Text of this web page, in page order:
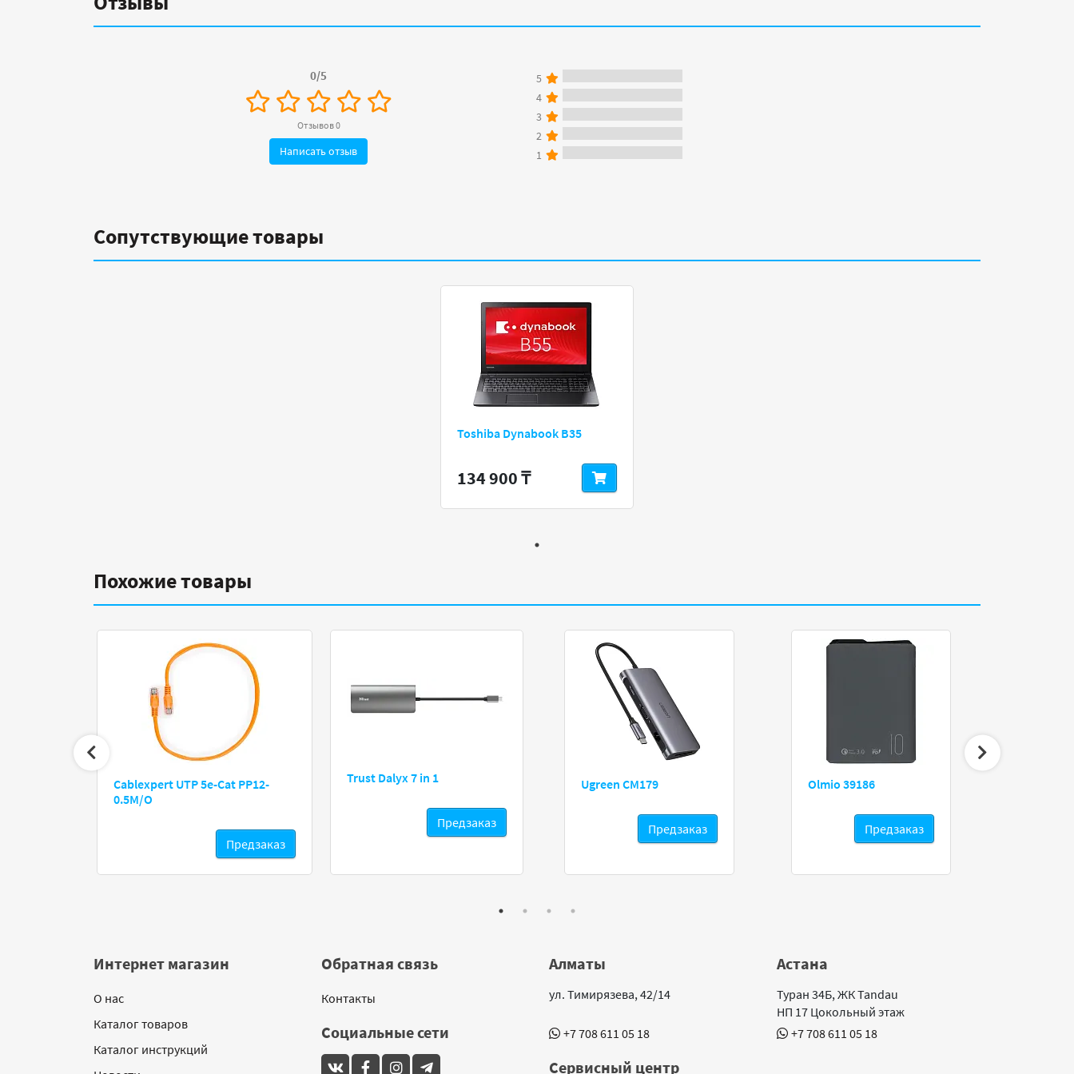
0/5
Отзывов 0
Написать отзыв
5
4
3
2
1
Сопутствующие товары
Toshiba Dynabook B35
134 900 ₸
Похожие товары
Cablexpert UTP 5e-Cat PP12-
0.5M/O
Предзаказ
Trust Dalyx 7 in 1
Предзаказ
Ugreen CM179
Предзаказ
Olmio 39186
Предзаказ
Интернет магазин
О нас
Каталог товаров
Каталог инструкций
Обратная связь
Контакты
Социальные сети
Алматы
ул. Тимирязева, 42/14
+7 708 611 05 18
Астана
Туран 34Б, ЖК Tandau
НП 17 Цокольный этаж
+7 708 611 05 18
Сервисный центр